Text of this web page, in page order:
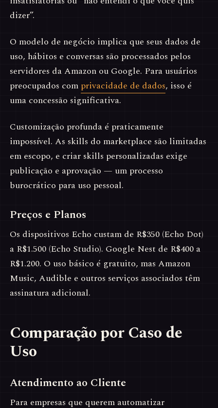
dizer”.
O modelo de negócio implica que seus dados de
uso, hábitos e conversas são processados pelos
servidores da Amazon ou Google. Para usuários
preocupados com privacidade de dados, isso é
uma concessão significativa.
Customização profunda é praticamente
impossível. As skills do marketplace são limitadas
em escopo, e criar skills personalizadas exige
publicação e aprovação — um processo
burocrático para uso pessoal.
Preços e Planos
Os dispositivos Echo custam de R$350 (Echo Dot)
a R$1.500 (Echo Studio). Google Nest de R$400 a
R$1.200. O uso básico é gratuito, mas Amazon
Music, Audible e outros serviços associados têm
assinatura adicional.
Comparação por Caso de
Uso
Atendimento ao Cliente
Para empresas que querem automatizar